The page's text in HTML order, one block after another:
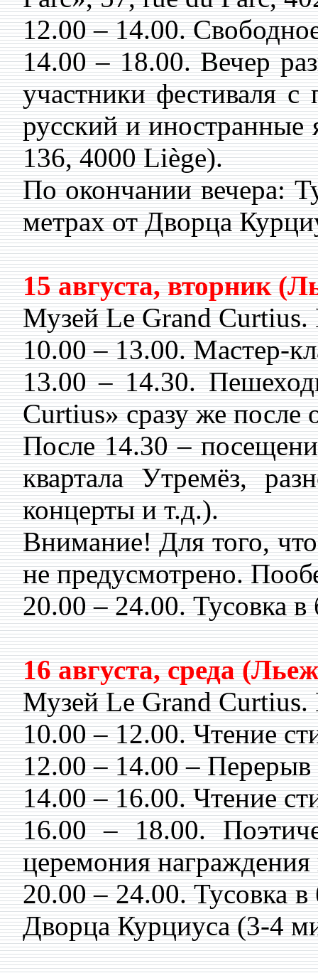
12.00 – 14.00.
14.00 – 18.00. Вечер
участники фестиваля
русский и иностранные
136, 4000 Liège).
По окончании вечера:
метрах от Дворца
15 августа, вторник
Музей Le Grand Curtius.
10.00 – 13.00. Мастер-
13.00 – 14.30.
Curtius» сразу же после
После 14.30 –
квартала Утремёз,
концерты и т.д.).
Внимание! Для того,
не предусмотрено.
20.00 – 24.00. Тусовка
16 августа, среда
Музей Le Grand Curtius.
10.00 – 12.00. Чтение
12.00 – 14.00 – Перерыв
14.00 – 16.00. Чтение
16.00 – 18.00.
церемония награждения
20.00 – 24.00. Тусовка
Дворца Курциуса (3-4